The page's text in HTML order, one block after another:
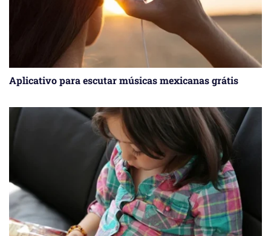
Aplicativo para escutar músicas mexicanas grátis